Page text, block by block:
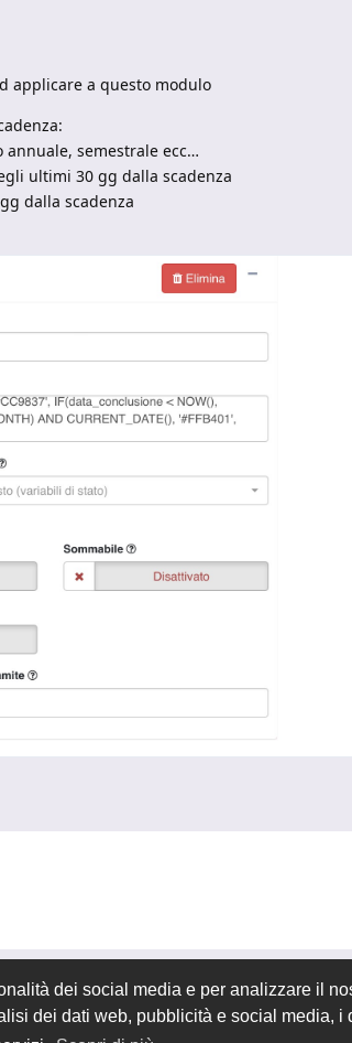
dei social media e per analizzare il
dei dati web, pubblicità e social media,
applicare a questo modulo
semestrale ecc…
ultimi 30 gg dalla scadenza
dalla scadenza